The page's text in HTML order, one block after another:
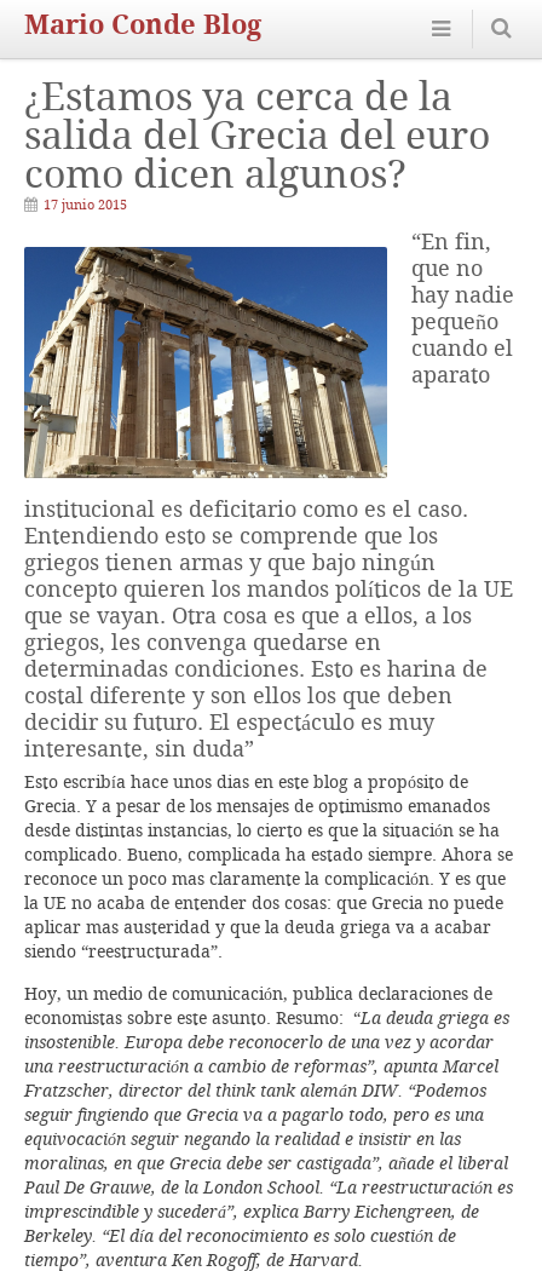
Mario Conde Blog
¿Estamos ya cerca de la
salida del Grecia del euro
como dicen algunos?
17 junio 2015
“En fin,
que no
hay nadie
pequeño
cuando el
aparato
institucional es deficitario como es el caso.
Entendiendo esto se comprende que los
griegos tienen armas y que bajo ningún
concepto quieren los mandos políticos de la UE
que se vayan. Otra cosa es que a ellos, a los
griegos, les convenga quedarse en
determinadas condiciones. Esto es harina de
costal diferente y son ellos los que deben
decidir su futuro. El espectáculo es muy
interesante, sin duda”
Esto escribía hace unos dias en este blog a propósito de
Grecia. Y a pesar de los mensajes de optimismo emanados
desde distintas instancias, lo cierto es que la situación se ha
complicado. Bueno, complicada ha estado siempre. Ahora se
reconoce un poco mas claramente la complicación. Y es que
la UE no acaba de entender dos cosas: que Grecia no puede
aplicar mas austeridad y que la deuda griega va a acabar
siendo “reestructurada”.
Hoy, un medio de comunicación, publica declaraciones de
economistas sobre este asunto. Resumo: “La deuda griega es
insostenible. Europa debe reconocerlo de una vez y acordar
una reestructuración a cambio de reformas”, apunta Marcel
Fratzscher, director del think tank alemán DIW. “Podemos
seguir fingiendo que Grecia va a pagarlo todo, pero es una
equivocación seguir negando la realidad e insistir en las
moralinas, en que Grecia debe ser castigada”, añade el liberal
Paul De Grauwe, de la London School. “La reestructuración es
imprescindible y sucederá”, explica Barry Eichengreen, de
Berkeley. “El día del reconocimiento es solo cuestión de
tiempo”, aventura Ken Rogoff, de Harvard.